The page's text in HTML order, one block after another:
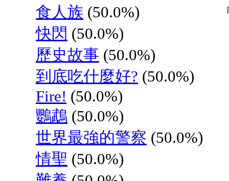
食人族 (50.0%)
快閃 (50.0%)
歷史故事 (50.0%)
到底吃什麼好? (50.0%)
Fire! (50.0%)
鸚鵡 (50.0%)
世界最強的警察 (50.0%)
情聖 (50.0%)